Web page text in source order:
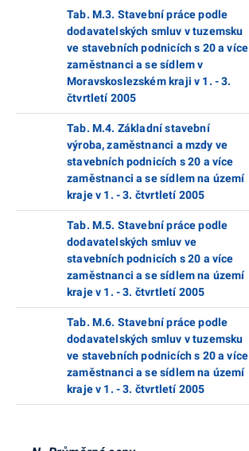
Tab. M.3. Stavební práce podle
dodavatelských smluv v tuzemsku
ve stavebních podnicích s 20 a více
zaměstnanci a se sídlem v
Moravskoslezském kraji v 1. - 3.
čtvrtletí 2005
Tab. M.4. Základní stavební
výroba, zaměstnanci a mzdy ve
stavebních podnicích s 20 a více
zaměstnanci a se sídlem na území
kraje v 1. - 3. čtvrtletí 2005
Tab. M.5. Stavební práce podle
dodavatelských smluv ve
stavebních podnicích s 20 a více
zaměstnanci a se sídlem na území
kraje v 1. - 3. čtvrtletí 2005
Tab. M.6. Stavební práce podle
dodavatelských smluv v tuzemsku
ve stavebních podnicích s 20 a více
zaměstnanci a se sídlem na území
kraje v 1. - 3. čtvrtletí 2005